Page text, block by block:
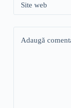
Site web
Adaugă